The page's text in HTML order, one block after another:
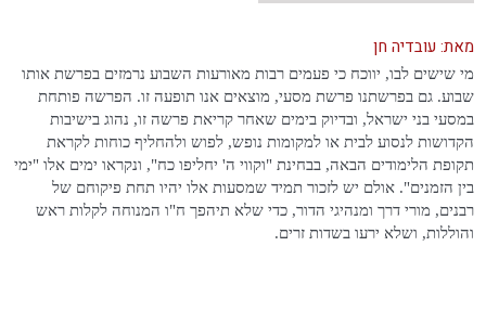
מאת: עובדיה חן
מי שישים לבו, יווכח כי פעמים רבות מאורעות השבוע נרמזים בפרשת אותו
שבוע. גם בפרשתנו פרשת מסעי, מוצאים אנו תופעה זו. הפרשה פותחת
במסעי בני ישראל, ובדיוק בימים שאחר קריאת פרשה זו, נהוג בישיבות
הקדושות לנסוע לבית או למקומות נופש, לפוש ולהחליף כוחות לקראת
תקופת הלימודים הבאה, בבחינת "וקווי ה' יחליפו כח", ונקראו ימים אלו "ימי
בין הזמנים". אולם יש לזכור תמיד שמסעות אלו יהיו תחת פיקוחם של
רבנים, מורי דרך ומנהיגי הדור, כדי שלא תיהפך ח"ו המנוחה לקלות ראש
והוללות, ושלא ירעו בשדות זרים.